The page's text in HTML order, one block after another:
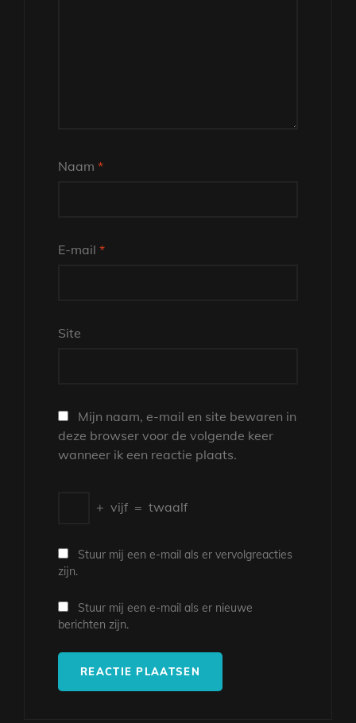
Naam *
E-mail *
Site
Mijn naam, e-mail en site bewaren in
deze browser voor de volgende keer
wanneer ik een reactie plaats.
+ vijf = twaalf
Stuur mij een e-mail als er vervolgreacties
zijn.
Stuur mij een e-mail als er nieuwe
berichten zijn.